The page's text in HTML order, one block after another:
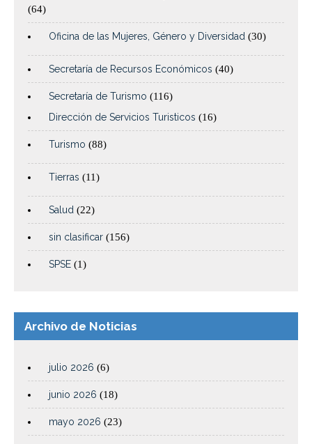
(64)
Oficina de las Mujeres, Género y Diversidad (30)
Secretaría de Recursos Económicos (40)
Secretaría de Turismo (116)
Dirección de Servicios Turisticos (16)
Turismo (88)
Tierras (11)
Salud (22)
sin clasificar (156)
SPSE (1)
Archivo de Noticias
julio 2026 (6)
junio 2026 (18)
mayo 2026 (23)